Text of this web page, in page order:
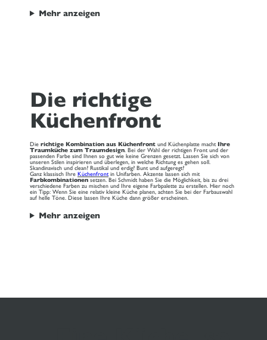
Mehr anzeigen
Die richtige
Küchenfront
Die richtige Kombination aus Küchenfront und Küchenplatte macht Ihre
Traumküche zum Traumdesign . Bei der Wahl der richtigen Front und der
passenden Farbe sind Ihnen so gut wie keine Grenzen gesetzt. Lassen Sie sich von
unseren Stilen inspirieren und überlegen, in welche Richtung es gehen soll.
Skandinavisch und clean? Rustikal und erdig? Bunt und aufgeregt?
Ganz klassisch Ihre Küchenfront in Unifarben. Akzente lassen sich mit
Farbkombinationen setzen. Bei Schmidt haben Sie die Möglichkeit, bis zu drei
verschiedene Farben zu mischen und Ihre eigene Farbpalette zu erstellen. Hier noch
ein Tipp: Wenn Sie eine relativ kleine Küche planen, achten Sie bei der Farbauswahl
auf helle Töne. Diese lassen Ihre Küche dann größer erscheinen.
Mehr anzeigen